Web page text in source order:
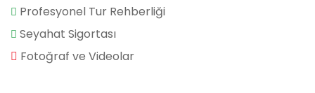
Profesyonel Tur Rehberliği
Seyahat Sigortası
Fotoğraf ve Videolar